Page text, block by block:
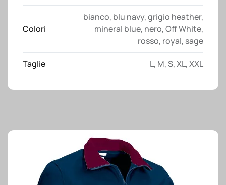
Colori
bianco, blu navy,grigio heather,
mineral blue, nero,Off White,
rosso, royal, sage
Taglie L, M,S,XL,XXL